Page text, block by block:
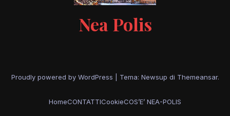
Nea Polis
Proudly powered by WordPress Tema: Newsup di Themeansar.
HomeCONTATTICookieCOS’E’ NEA-POLIS